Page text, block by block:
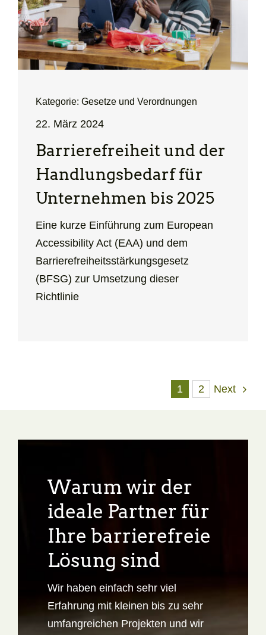
Kategorie: Gesetze und Verordnungen
22. März 2024
Barriere­freiheit und der
Hand­lungs­bedarf für
Unter­nehmen bis 2025
Eine kurze Einführung zum European
Accessibility Act(EAA) und dem
Barrierefreiheitsstärkungsgesetz
(BFSG) zur Umsetzung dieser
Richtlinie
1 2 Next
Warum wir der
ideale Partner für
Ihre barrierefreie
Lösung sind
Wir haben einfach sehr viel
Erfahrung mit kleinen bis zu sehr
umfangreichen Projekten und wir